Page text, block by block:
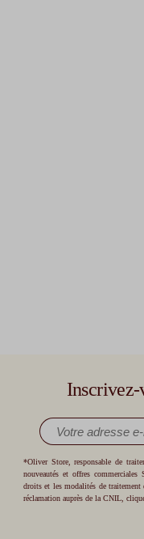
Inscrivez-
*Oliver Store, responsable de
nouveautés et offres
droits et les modalités de
réclamation auprès de la CNIL,